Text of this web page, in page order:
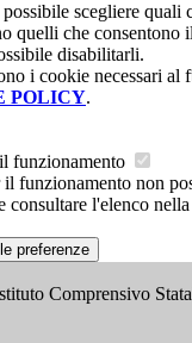
scegliere quali
quelli che consentono
disabilitarli.
i cookie necessari al
POLICY.
funzionamento
funzionamento non
consultare l'elenco
preferenze
Comprensivo